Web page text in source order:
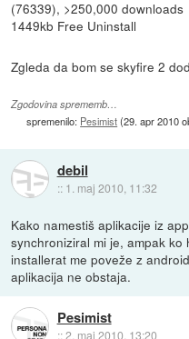
(76339), >250,000 downloads
1449kb Free Uninstall
Zgleda da bom se skyfire 2
Zgodovina sprememb…
spremenilo: Pesimist(29. apr 2010
debil
:: 1. maj 2010, 11:32
Kako namestiš aplikacije iz
synchroniziral mi je, ampak
installerat me poveže z
aplikacija ne obstaja.
Pesimist
::2. maj 2010, 13:20